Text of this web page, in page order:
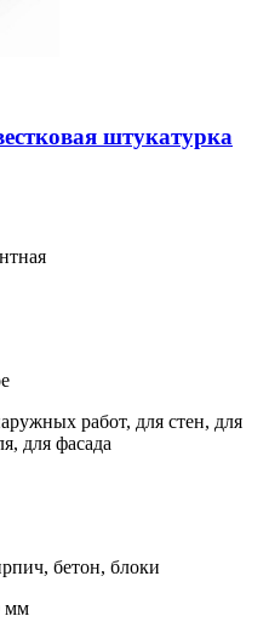
штукатурка
работ, для стен, для
для фасада
бетон, блоки
мм